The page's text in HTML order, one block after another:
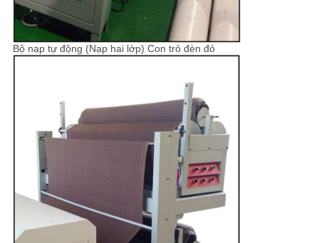
Bộ nạp tự động (Nạp ​​hai lớp) Con trỏ đèn đỏ